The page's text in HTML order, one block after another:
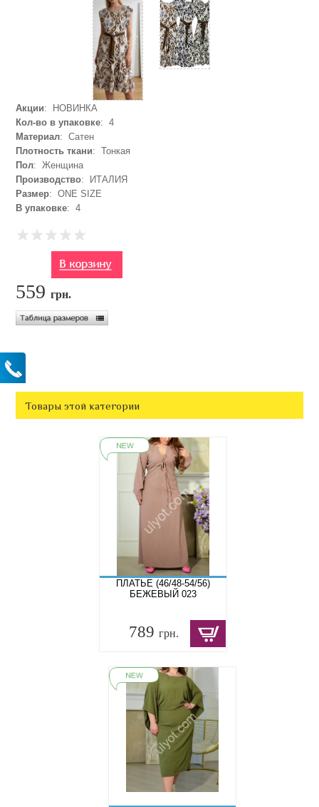
Акции: НОВИНКА
Кол-во в упаковке: 4
Материал: Сатен
Плотность ткани: Тонкая
Пол: Женщина
Производство: ИТАЛИЯ
Размер: ONE SIZE
В упаковке: 4
559грн.
Товары этой категории
ПЛАТЬЕ (46/48-54/56)
БЕЖЕВЫЙ 023
789 грн.